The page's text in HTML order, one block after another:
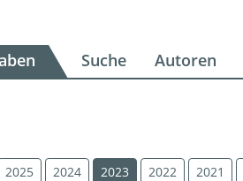
Suche Autoren
2025 2024 2023 2022 2021